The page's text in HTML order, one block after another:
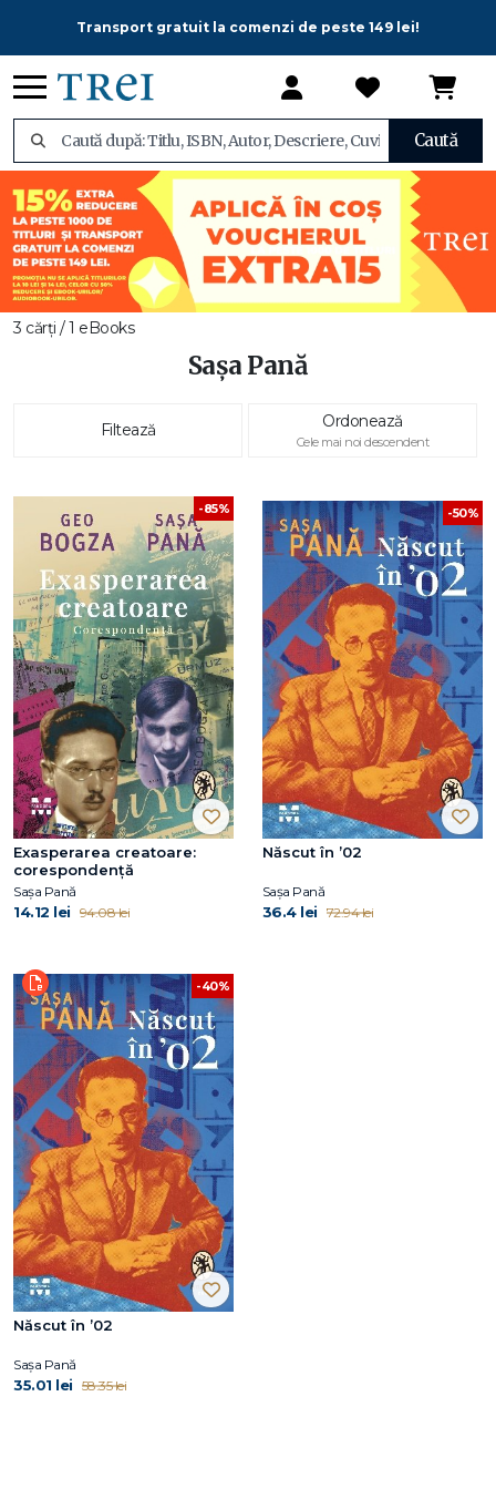
Transport gratuit la comenzi de peste 149 lei!
Caută
3 cărți / 1 eBooks
Sașa Pană
Filtează Ordonează
Cele mai noi descendent
-85%
Exasperarea creatoare:
corespondență
Sașa Pană
14.12 lei 94.08 lei
-50%
Născut în ’02
Sașa Pană
36.4 lei 72.94 lei
-40%
Născut în ’02
Sașa Pană
35.01 lei 58.35 lei